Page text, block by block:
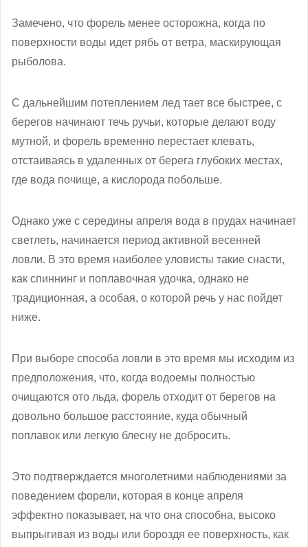
Замечено, что форель менее осторожна, когда по
поверхности воды идет рябь от ветра, маскирующая
рыболова.
С дальнейшим потеплением лед тает все быстрее, с
берегов начинают течь ручьи, которые делают воду
мутной, и форель временно перестает клевать,
отстаиваясь в удаленных от берега глубоких местах,
где вода почище, а кислорода побольше.
Однако уже с середины апреля вода в прудах начинает
светлеть, начинается период активной весенней
ловли. В это время наиболее уловисты такие снасти,
как спиннинг и поплавочная удочка, однако не
традиционная, а особая, о которой речь у нас пойдет
ниже.
При выборе способа ловли в это время мы исходим из
предположения, что, когда водоемы полностью
очищаются ото льда, форель отходит от берегов на
довольно большое расстояние, куда обычный
поплавок или легкую блесну не добросить.
Это подтверждается многолетними наблюдениями за
поведением форели, которая в конце апреля
эффектно показывает, на что она способна, высоко
выпрыгивая из воды или бороздя ее поверхность, как